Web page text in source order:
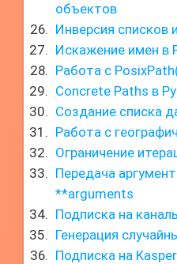
объектов
Инверсия списков
Искажение имен в
Работа с
Concrete Paths в
Создание списка
Работа с
Ограничение
Передача
**arguments
Подписка на
Генерация
Подписка на